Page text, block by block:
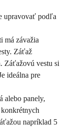
upravovať podľa
má závažia
Záťaž
Záťažovú vestu si
ideálna pre
alebo panely,
napríklad 5